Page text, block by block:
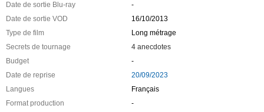
Date de sortie Blu-ray
-
Date de sortie VOD
16/10/2013
Type de film
Long métrage
Secrets de tournage
4 anecdotes
Budget
-
Date de reprise
20/09/2023
Langues
Français
Format production
-